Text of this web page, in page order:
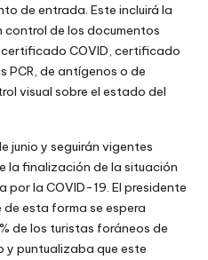
de entrada. Este incluirá la
control de los documentos
COVID, certificado
PCR, de antígenos o de
visual sobre el estado del
junio y seguirán vigentes
la finalización de la situación
la COVID-19. El presidente
esta forma se espera
de los turistas foráneos de
y puntualizaba que este